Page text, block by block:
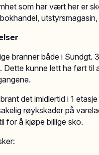
som har vært her er
branner både i Sundgt.
Dette kunne lett ha ført
det imidlertid i 1
røykskader på
for å kjøpe billige sko.